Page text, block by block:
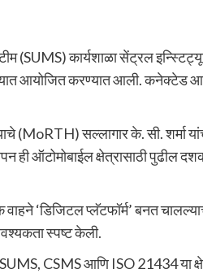
(SUMS) कार्यशाळा सेंट्रल
आयोजित करण्यात आली. कनेक्टेड आणि
(MoRTH) सल्लागार के. सी. शर्मा
ही ऑटोमोबाईल क्षेत्रासाठी पुढील
‘डिजिटल प्लॅटफॉर्म’ बनत
स्पष्ट केली.
CSMS आणि ISO 21434 या